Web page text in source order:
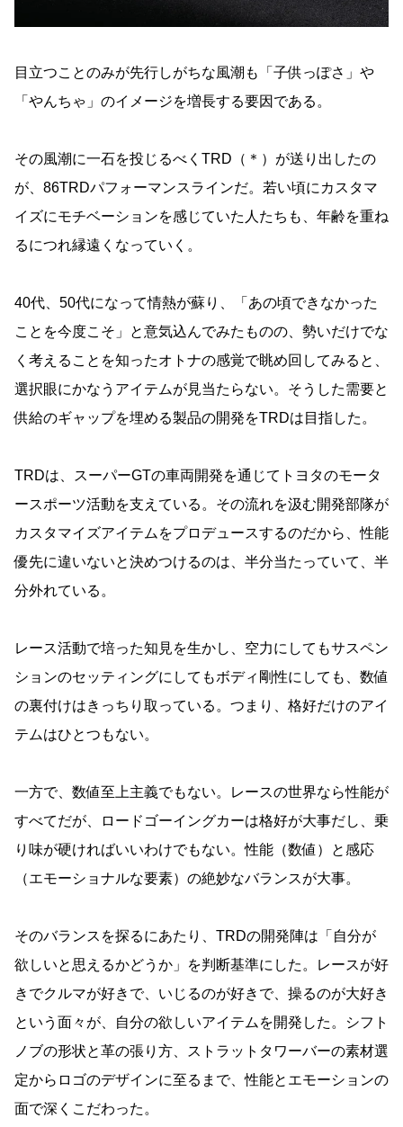
目立つことのみが先行しがちな風潮も「子供っぽさ」や
「やんちゃ」のイメージを増長する要因である。
その風潮に一石を投じるべくTRD（＊）が送り出したの
が、86TRDパフォーマンスラインだ。若い頃にカスタマ
イズにモチベーションを感じていた人たちも、年齢を重ね
るにつれ縁遠くなっていく。
40代、50代になって情熱が蘇り、「あの頃できなかった
ことを今度こそ」と意気込んでみたものの、勢いだけでな
く考えることを知ったオトナの感覚で眺め回してみると、
選択眼にかなうアイテムが見当たらない。そうした需要と
供給のギャップを埋める製品の開発をTRDは目指した。
TRDは、スーパーGTの車両開発を通じてトヨタのモータ
ースポーツ活動を支えている。その流れを汲む開発部隊が
カスタマイズアイテムをプロデュースするのだから、性能
優先に違いないと決めつけるのは、半分当たっていて、半
分外れている。
レース活動で培った知見を生かし、空力にしてもサスペン
ションのセッティングにしてもボディ剛性にしても、数値
の裏付けはきっちり取っている。つまり、格好だけのアイ
テムはひとつもない。
一方で、数値至上主義でもない。レースの世界なら性能が
すべてだが、ロードゴーイングカーは格好が大事だし、乗
り味が硬ければいいわけでもない。性能（数値）と感応
（エモーショナルな要素）の絶妙なバランスが大事。
そのバランスを探るにあたり、TRDの開発陣は「自分が
欲しいと思えるかどうか」を判断基準にした。レースが好
きでクルマが好きで、いじるのが好きで、操るのが大好き
という面々が、自分の欲しいアイテムを開発した。シフト
ノブの形状と革の張り方、ストラットタワーバーの素材選
定からロゴのデザインに至るまで、性能とエモーションの
面で深くこだわった。